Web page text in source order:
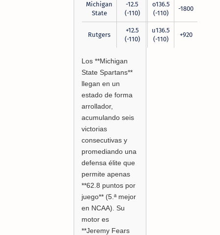
Michigan
State
-12.5
(-110)
o136.5
(-110)
-1800
Rutgers
+12.5
(-110)
u136.5
(-110)
+920
Los **Michigan
State Spartans**
llegan en un
estado de forma
arrollador,
acumulando seis
victorias
consecutivas y
promediando una
defensa élite que
permite apenas
**62.8 puntos por
juego** (5.ª mejor
en NCAA). Su
motor es
**Jeremy Fears